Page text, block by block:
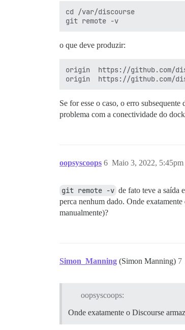
cd /var/discourse
o que deve produzir:
origin	https://github.com/discourse/discourse_docker.git (fetch)
Se for esse o caso, o erro subsequente
problema com a conectividade do
oopsyscoops Maio 3, 2022, 5:45pm
6
git remote -v de fato teve a saída
perca nenhum dado. Onde
manualmente)?
Simon_Manning (Simon Manning) 7
oopsyscoops:
Onde exatamente o Discourse